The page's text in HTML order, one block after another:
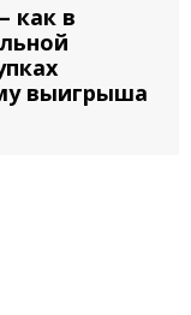
как в
выигрыша